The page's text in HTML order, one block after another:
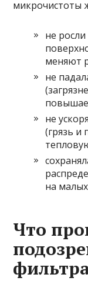
микрочистоты
не
меняют
не
не
(грязь
на
Что